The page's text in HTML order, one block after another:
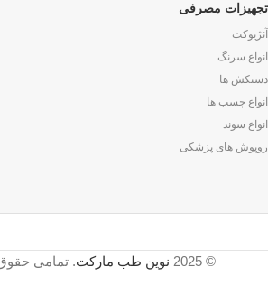
تجهیزات مصرفی
آنژیوکت
انواع سرنگ
دستکش ها
انواع چسب ها
انواع سوند
روپوش های پزشکی
© 2025 نوین طب مارکت. تمامی